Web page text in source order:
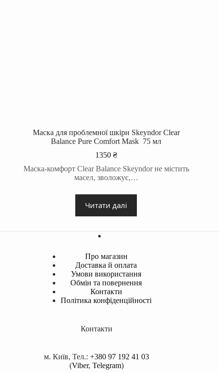
Маска для проблемної шкіри Skeyndor Clear
Balance Pure Comfort Mask 75 мл
1350 ₴
Маска-комфорт Clear Balance Skeyndor не містить
масел, зволожує,…
Читати далі
Про магазин
Доставка й оплата
Умови використання
Обмін та повернення
Контакти
Політика конфіденційності
Контакти
м. Київ, Тел.: +380 97 192 41 03
(Viber, Telegram)